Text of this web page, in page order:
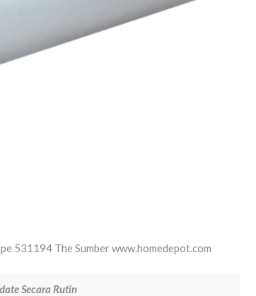
531194 The Sumber www.homedepot.com
Secara Rutin